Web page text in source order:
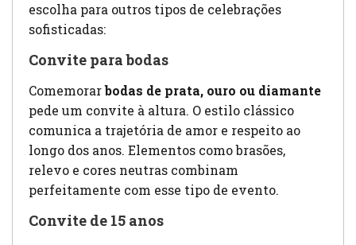
escolha para outros tipos de celebrações
sofisticadas:
Convite para bodas
Comemorarbodas de prata, ouro ou diamante
pede um convite à altura. O estilo clássico
comunica a trajetória de amor e respeito ao
longo dos anos. Elementos como brasões,
relevo e cores neutras combinam
perfeitamente com esse tipo de evento.
Convite de 15 anos